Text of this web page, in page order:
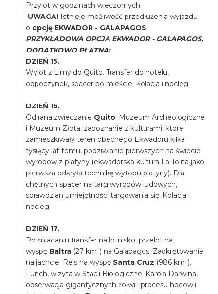
Przylot w godzinach wieczornych.
UWAGA! Istnieje możliwość przedłużenia wyjazdu
o opcję EKWADOR - GALAPAGOS
PRZYKŁADOWA OPCJA EKWADOR - GALAPAGOS,
DODATKOWO PŁATNA:
DZIEŃ 15.
Wylot z Limy do Quito. Transfer do hotelu,
odpoczynek, spacer po mieście. Kolacja i nocleg.
DZIEŃ 16.
Od rana zwiedzanie Quito: Muzeum Archeologiczne
i Muzeum Złota, zapoznanie z kulturami, ktore
zamieszkiwały teren obecnego Ekwadoru kilka
tysięcy lat temu, podziwianie pierwszych na świecie
wyrobow z platyny (ekwadorska kultura La Tolita jako
pierwsza odkryła technikę wytopu platyny). Dla
chętnych spacer na targ wyrobów ludowych,
sprawdzian umiejętności targowania się. Kolacja i
nocleg.
DZIEŃ 17.
Po śniadaniu transfer na lotnisko, przelot na
wyspę Baltra (27 km²) na Galapagos. Zaokrętowanie
na jachcie. Rejs na wyspę Santa Cruz (986 km²).
Lunch, wizyta w Stacji Biologicznej Karola Darwina,
obserwacja gigantycznych żołwi i procesu hodowli